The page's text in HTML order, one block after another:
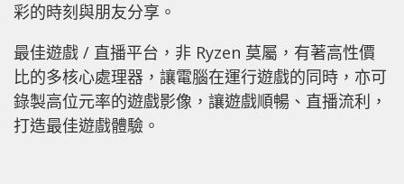
彩的時刻與朋友分享。
最佳遊戲 / 直播平台，非 Ryzen 莫屬，有著高性價
比的多核心處理器，讓電腦在運行遊戲的同時，亦可
錄製高位元率的遊戲影像，讓遊戲順暢、直播流利，
打造最佳遊戲體驗。